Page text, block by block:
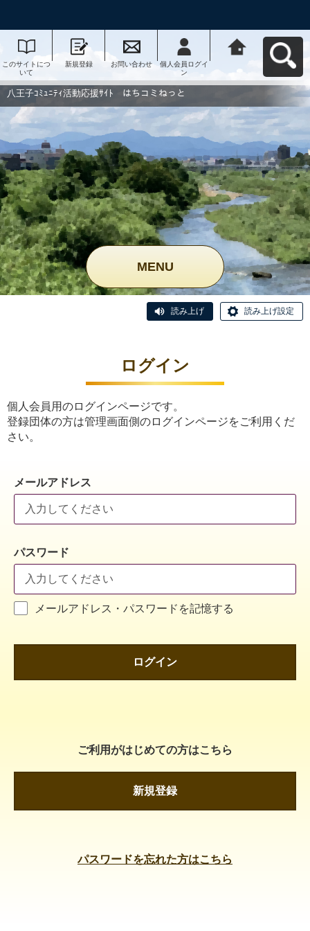
このサイトにつ
いて
新規登録 お問い合わせ
個人会員ログイ
ン
動応援ｻｲﾄ はち
コミねっとへ戻
八王子ｺﾐｭﾆﾃｨ活動応援ｻｲﾄ はちコミねっと
MENU
読み上げ 読み上げ設定
ログイン
個人会員用のログインページです。
登録団体の方は管理画面側のログインページをご利用くだ
さい。
メールアドレス
パスワード
メールアドレス・パスワードを記憶する
ログイン
ご利用がはじめての方はこちら
新規登録
パスワードを忘れた方はこちら